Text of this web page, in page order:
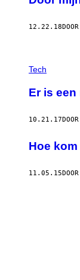
12.22.18DOOR
Tech
Er is
10.21.17DOOR
Hoe
11.05.15DOOR